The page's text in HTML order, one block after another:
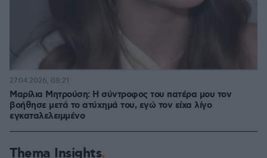
Μαρίλια Μητρούση: Η σύντροφος του πατέρα μου τον
βοήθησε μετά το ατύχημά του, εγώ τον είχα λίγο
εγκαταλελειμμένο
27.04.2026, 08:21
Thema Insights